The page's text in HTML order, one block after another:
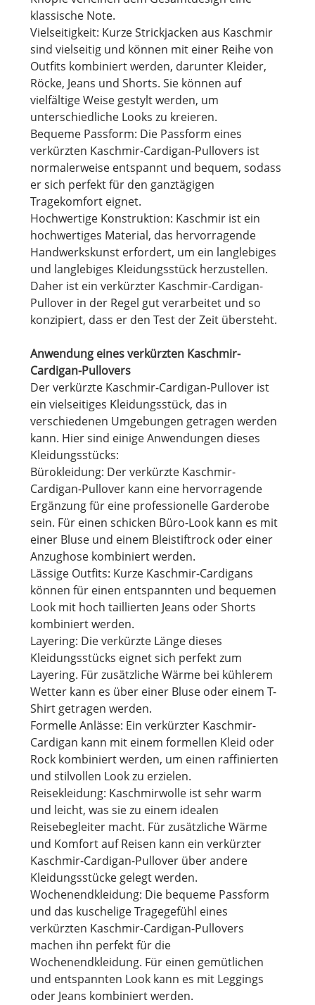
klassische Note.
Vielseitigkeit: Kurze Strickjacken aus Kaschmir
sind vielseitig und können mit einer Reihe von
Outfits kombiniert werden, darunter Kleider,
Röcke, Jeans und Shorts. Sie können auf
vielfältige Weise gestylt werden, um
unterschiedliche Looks zu kreieren.
Bequeme Passform: Die Passform eines
verkürzten Kaschmir-Cardigan-Pullovers ist
normalerweise entspannt und bequem, sodass
er sich perfekt für den ganztägigen
Tragekomfort eignet.
Hochwertige Konstruktion: Kaschmir ist ein
hochwertiges Material, das hervorragende
Handwerkskunst erfordert, um ein langlebiges
und langlebiges Kleidungsstück herzustellen.
Daher ist ein verkürzter Kaschmir-Cardigan-
Pullover in der Regel gut verarbeitet und so
konzipiert, dass er den Test der Zeit übersteht.
Anwendung eines verkürzten Kaschmir-
Cardigan-Pullovers
Der verkürzte Kaschmir-Cardigan-Pullover ist
ein vielseitiges Kleidungsstück, das in
verschiedenen Umgebungen getragen werden
kann. Hier sind einige Anwendungen dieses
Kleidungsstücks:
Bürokleidung: Der verkürzte Kaschmir-
Cardigan-Pullover kann eine hervorragende
Ergänzung für eine professionelle Garderobe
sein. Für einen schicken Büro-Look kann es mit
einer Bluse und einem Bleistiftrock oder einer
Anzughose kombiniert werden.
Lässige Outfits: Kurze Kaschmir-Cardigans
können für einen entspannten und bequemen
Look mit hoch taillierten Jeans oder Shorts
kombiniert werden.
Layering: Die verkürzte Länge dieses
Kleidungsstücks eignet sich perfekt zum
Layering. Für zusätzliche Wärme bei kühlerem
Wetter kann es über einer Bluse oder einem T-
Shirt getragen werden.
Formelle Anlässe: Ein verkürzter Kaschmir-
Cardigan kann mit einem formellen Kleid oder
Rock kombiniert werden, um einen raffinierten
und stilvollen Look zu erzielen.
Reisekleidung: Kaschmirwolle ist sehr warm
und leicht, was sie zu einem idealen
Reisebegleiter macht. Für zusätzliche Wärme
und Komfort auf Reisen kann ein verkürzter
Kaschmir-Cardigan-Pullover über andere
Kleidungsstücke gelegt werden.
Wochenendkleidung: Die bequeme Passform
und das kuschelige Tragegefühl eines
verkürzten Kaschmir-Cardigan-Pullovers
machen ihn perfekt für die
Wochenendkleidung. Für einen gemütlichen
und entspannten Look kann es mit Leggings
oder Jeans kombiniert werden.